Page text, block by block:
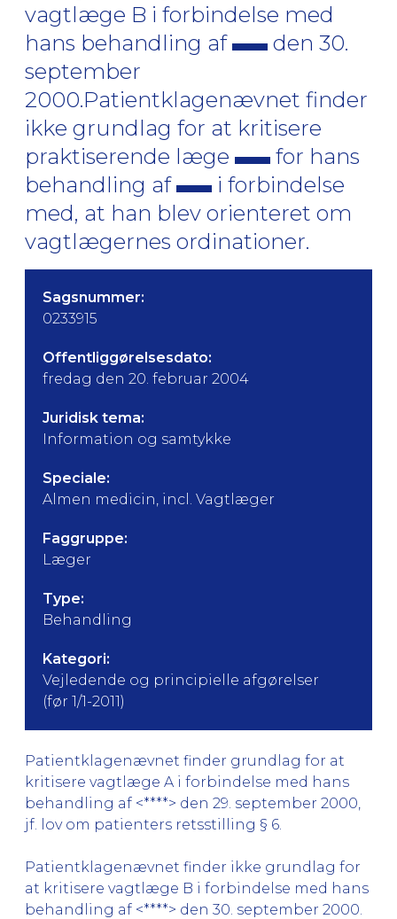
vagtlæge B i forbindelse med
hans behandling af
den 30.
september
2000.Patientklagenævnet finder
ikke grundlag for at kritisere
praktiserende læge
for hans
behandling af
i forbindelse
med, at han blev orienteret om
vagtlægernes ordinationer.
Sagsnummer:
0233915
Offentliggørelsesdato:
fredag den 20. februar 2004
Juridisk tema:
Information og samtykke
Speciale:
Almen medicin, incl. Vagtlæger
Faggruppe:
Læger
Type:
Behandling
Kategori:
Vejledende og principielle afgørelser
(før 1/1-2011)
Patientklagenævnet finder grundlag for at
kritisere vagtlæge A i forbindelse med hans
behandling af <****> den 29. september 2000,
jf. lov om patienters retsstilling § 6.
Patientklagenævnet finder ikke grundlag for
at kritisere vagtlæge B i forbindelse med hans
behandling af <****> den 30. september 2000.